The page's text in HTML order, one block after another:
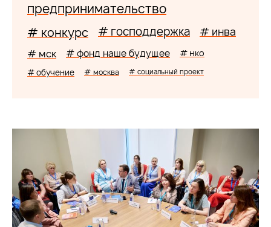
предпринимательство
# конкурс # господдержка # инва
# мск # фонд наше будущее # нко
# обучение # москва # социальный проект